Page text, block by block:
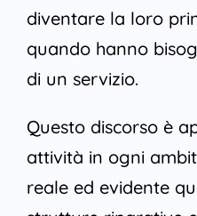
diventare la loro
quando hanno
di un servizio.
Questo discorso è
attività in ogni
reale ed evidente